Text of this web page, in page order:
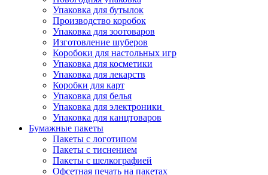
Упаковка для бутылок
Производство коробок
Упаковка для зоотоваров
Изготовление шуберов
Коробоки для настольных игр
Упаковка для косметики
Упаковка для лекарств
Коробки для карт
Упаковка для белья
Упаковка для электроники
Упаковка для канцтоваров
Бумажные пакеты
Пакеты с логотипом
Пакеты с тиснением
Пакеты с шелкографией
Офсетная печать на пакетах